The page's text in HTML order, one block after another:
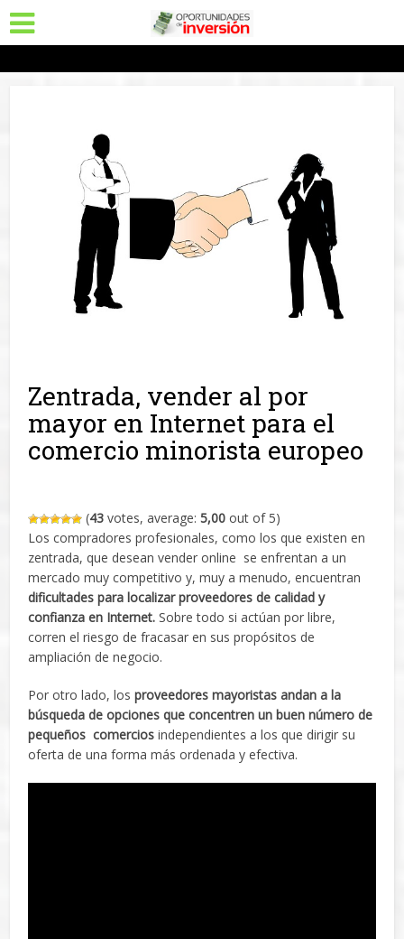
Zentrada, vender al por
mayor en Internet para el
comercio minorista europeo
(43 votes, average:5,00 out of 5)
Los compradores profesionales, como los que existen en
zentrada, que desean vender online se enfrentan a un
mercado muy competitivo y, muy a menudo, encuentran
dificultades para localizar proveedores de calidad y
confianza en Internet. Sobre todo si actúan por libre,
corren el riesgo de fracasar en sus propósitos de
ampliación de negocio.
Por otro lado, losproveedores mayoristas andan a la
búsqueda de opciones que concentren un buen número de
pequeños comercios independientes a los que dirigir su
oferta de una forma más ordenada y efectiva.